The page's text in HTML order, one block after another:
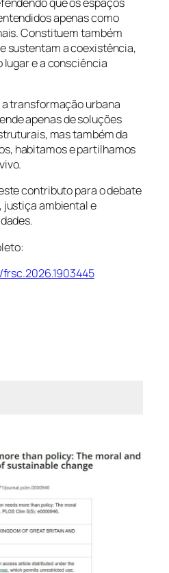
apenas como
Constituem também
sustentam a coexistência,
lugar e a consciência
transformação urbana
apenas de soluções
mas também da
habitamos e partilhamos
contributo para o debate
justiça ambiental e